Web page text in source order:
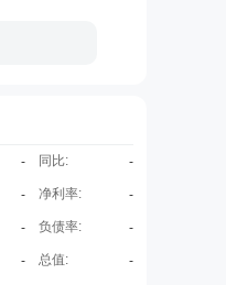
- 同比: -
- 净利率: -
- 负债率: -
- 总值: -